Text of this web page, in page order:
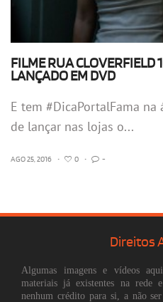
FILME RUA CLOVERFIELD
LANÇADO EM DVD
E tem #DicaPortalFama na
de lançar nas lojas o...
AGO 25, 2016 • 0 • -
Direitos
Algumas imagens e vídeos
materiais já existentes na rede
nenhum crédito para si, a não